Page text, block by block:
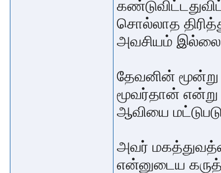
சொல்லாத
அவசியம்
தேவனின்
மூவர்தான் என்று
ஆவியை
அவர்
என்னுடைய